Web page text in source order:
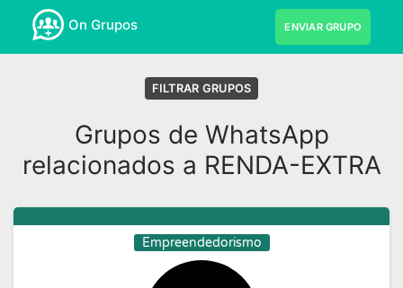
On Grupos ENVIAR GRUPO
FILTRAR GRUPOS
Grupos de WhatsApp
relacionados a RENDA-EXTRA
Empreendedorismo